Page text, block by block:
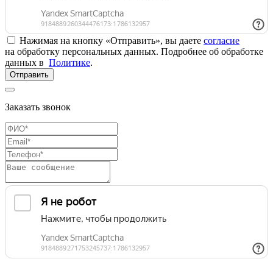
Нажимая на кнопку «Отправить», вы даете согласие
на обработку персональных данных. Подробнее об обработке
данных в Политике.
Отправить
Заказать звонок